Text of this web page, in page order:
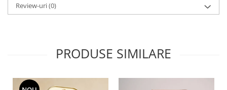
Review-uri(0)
PRODUSE SIMILARE